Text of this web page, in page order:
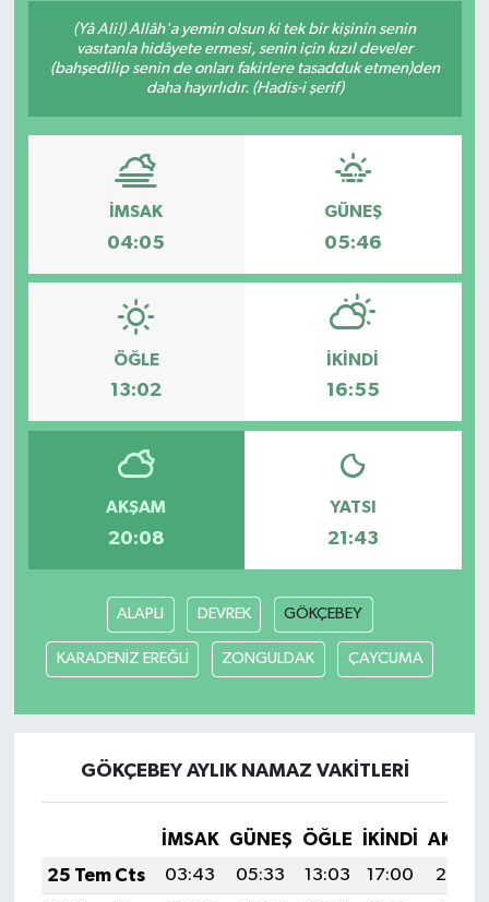
(Yâ Ali!) Allâh'a yemin olsun ki tek bir kişinin senin
vasıtanla hidâyete ermesi, senin için kızıl develer
(bahşedilip senin de onları fakirlere tasadduk etmen)den
daha hayırlıdır. (Hadis-i şerif)
İMSAK
04:05
GÜNEŞ
05:46
ÖĞLE
13:02
İKINDI
16:55
AKŞAM
20:08
YATSI
21:43
ALAPLI DEVREK GÖKÇEBEY
KARADENİZ EREĞLİ ZONGULDAK ÇAYCUMA
GÖKÇEBEY AYLIK NAMAZ VAKITLERI
İMSAK GÜNEŞ ÖĞLE İKINDI
25 Tem Cts
03:43 05:33 13:03 17:00
20:23